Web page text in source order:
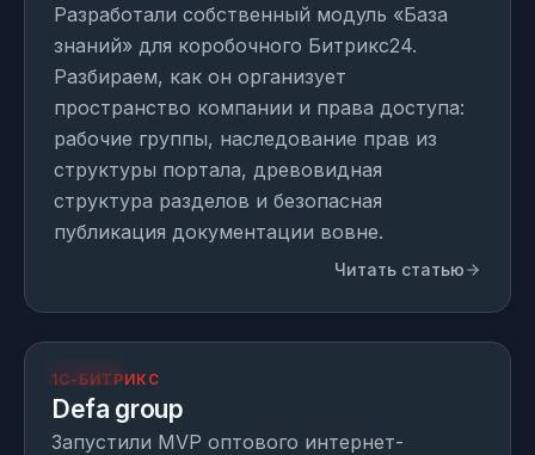
Разработали собственный модуль «База
знаний» для коробочного Битрикс24.
Разбираем, как он организует
пространство компании и права доступа:
рабочие группы, наследование прав из
структуры портала, древовидная
структура разделов и безопасная
публикация документации вовне.
Читать статью
ПРОЕКТ
opt.defagroup.com
1С-БИТРИКС
Defa group
Запустили MVP оптового интернет-